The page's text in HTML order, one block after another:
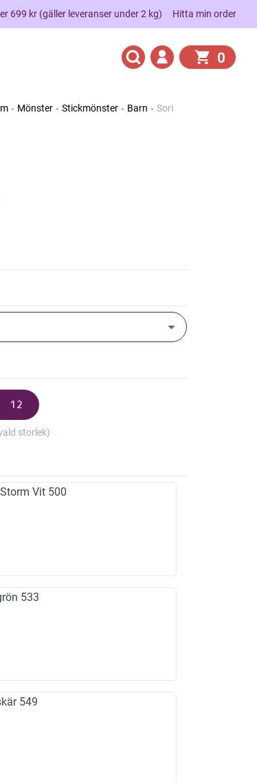
699 kr (gäller leveranser under 2 kg) Hitta min order
0
Mönster Stickmönster Barn Sori
12
storlek)
Vit 500
533
549